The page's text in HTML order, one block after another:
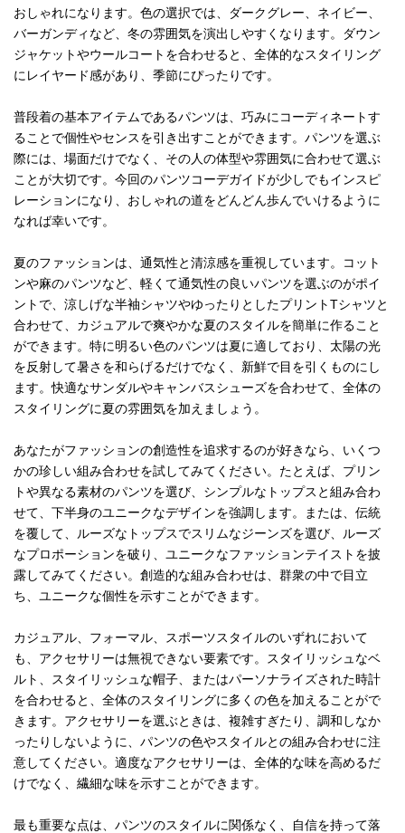
おしゃれになります。色の選択では、ダークグレー、ネイビー、
バーガンディなど、冬の雰囲気を演出しやすくなります。ダウン
ジャケットやウールコートを合わせると、全体的なスタイリング
にレイヤード感があり、季節にぴったりです。
普段着の基本アイテムであるパンツは、巧みにコーディネートす
ることで個性やセンスを引き出すことができます。パンツを選ぶ
際には、場面だけでなく、その人の体型や雰囲気に合わせて選ぶ
ことが大切です。今回のパンツコーデガイドが少しでもインスピ
レーションになり、おしゃれの道をどんどん歩んでいけるように
なれば幸いです。
夏のファッションは、通気性と清涼感を重視しています。コット
ンや麻のパンツなど、軽くて通気性の良いパンツを選ぶのがポイ
ントで、涼しげな半袖シャツやゆったりとしたプリントTシャツと
合わせて、カジュアルで爽やかな夏のスタイルを簡単に作ること
ができます。特に明るい色のパンツは夏に適しており、太陽の光
を反射して暑さを和らげるだけでなく、新鮮で目を引くものにし
ます。快適なサンダルやキャンバスシューズを合わせて、全体の
スタイリングに夏の雰囲気を加えましょう。
あなたがファッションの創造性を追求するのが好きなら、いくつ
かの珍しい組み合わせを試してみてください。たとえば、プリン
トや異なる素材のパンツを選び、シンプルなトップスと組み合わ
せて、下半身のユニークなデザインを強調します。または、伝統
を覆して、ルーズなトップスでスリムなジーンズを選び、ルーズ
なプロポーションを破り、ユニークなファッションテイストを披
露してみてください。創造的な組み合わせは、群衆の中で目立
ち、ユニークな個性を示すことができます。
カジュアル、フォーマル、スポーツスタイルのいずれにおいて
も、アクセサリーは無視できない要素です。スタイリッシュなベ
ルト、スタイリッシュな帽子、またはパーソナライズされた時計
を合わせると、全体のスタイリングに多くの色を加えることがで
きます。アクセサリーを選ぶときは、複雑すぎたり、調和しなか
ったりしないように、パンツの色やスタイルとの組み合わせに注
意してください。適度なアクセサリーは、全体的な味を高めるだ
けでなく、繊細な味を示すことができます。
最も重要な点は、パンツのスタイルに関係なく、自信を持って落